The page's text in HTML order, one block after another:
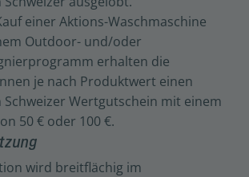
einer Aktions-Waschmaschine
Outdoor- und/oder
erhalten die
je nach Produktwert einen
Schweizer Wertgutschein mit einem
50 € oder 100 €.
wird breitflächig im